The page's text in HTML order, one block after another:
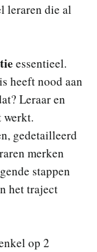
leraren die al
essentieel.
heeft nood aan
Leraar en
werkt.
gedetailleerd
merken
stappen
het traject
op 2